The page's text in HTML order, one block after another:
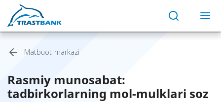
Matbuot-markazi
Rasmiy munosabat:
tadbirkorlarning mol-mulklari soz